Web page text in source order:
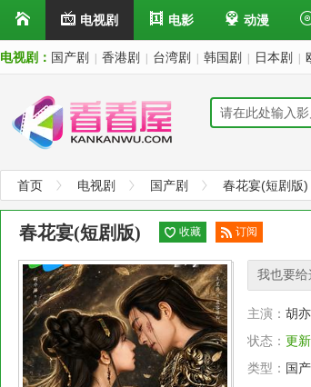
电视剧 电影 动漫
电视剧： 国产剧 香港剧 台湾剧 韩国剧 日本剧
首页 电视剧 国产剧 春花宴(短剧版)
春花宴(短剧版) 收藏
订阅
阅
我也要给
主演： 胡
状态： 更
类型： 国